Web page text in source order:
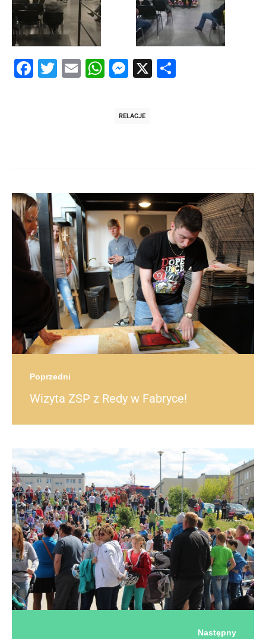
Facebook
Twitter
EmailWhatsApp
Messenger
X
RELACJE
Post
navigation
post
Poprzedni
Wizyta ZSP z Redy w Fabryce!
Następny